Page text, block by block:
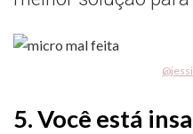
5. Você está